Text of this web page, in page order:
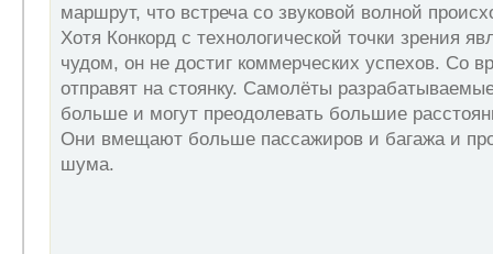
маршрут, что встреча со звуковой волной
Хотя Конкорд с технологической точки зрения
чудом, он не достиг коммерческих успехов. Со
отправят на стоянку. Самолёты
больше и могут преодолевать большие
Они вмещают больше пассажиров и багажа и
шума.